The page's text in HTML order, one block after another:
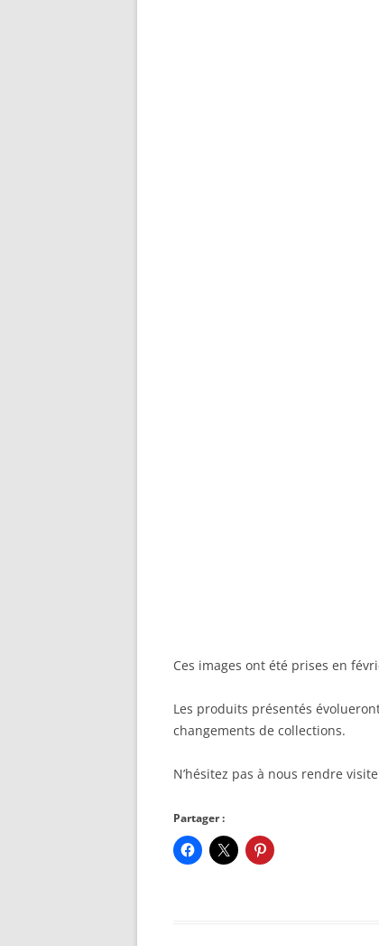
Ces images ont été prises en
Les produits présentés
changements de collections.
N’hésitez pas à nous rendre
Partager :